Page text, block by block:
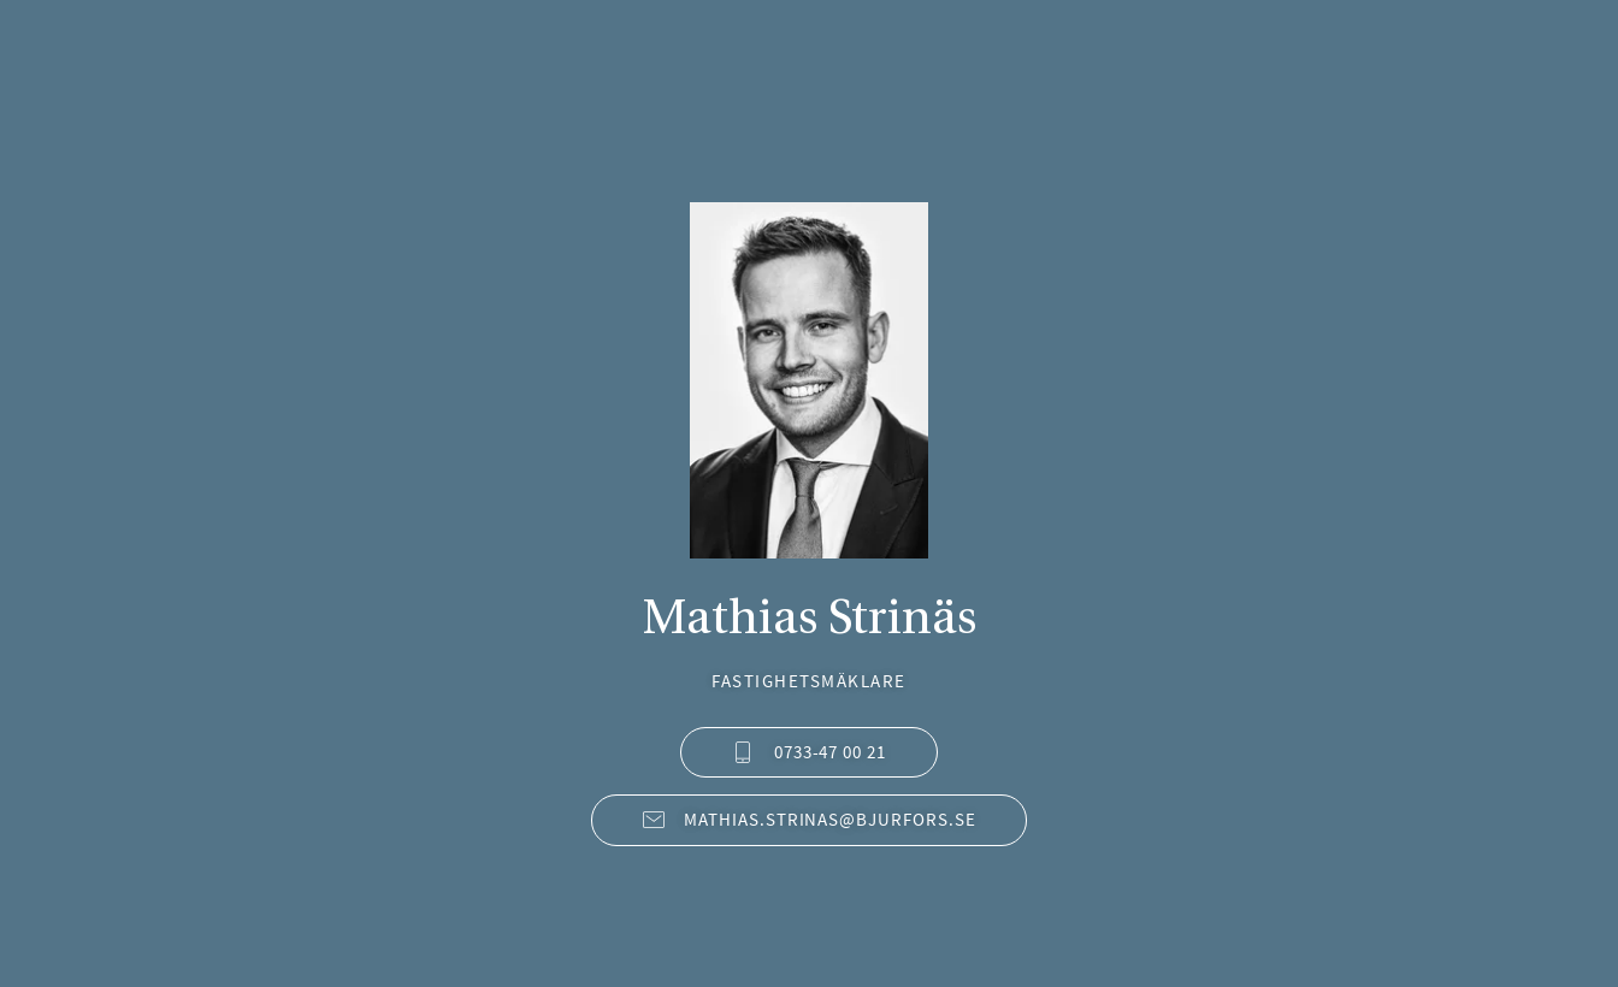
Mathias Strinäs
FASTIGHETSMÄKLARE
0733-47 00 21
MATHIAS.STRINAS@BJURFORS.SE